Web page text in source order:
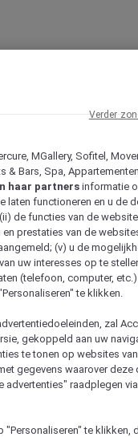
MGallery, Sofitel,
& Bars, Spa,
haar partners informatie
laten functioneren en u de
de functies van de
prestaties van de
(v) u de
uw interesses op te
(telefoon, computer,
te klikken.
zal
gekoppeld aan uw
te tonen op websites
gegevens waarover deze
advertenties" raadplegen
te klikken,
Verder